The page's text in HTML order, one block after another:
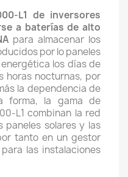
L1 de inversores
a baterías de alto
para almacenar los
por lo paneles
los días de
horas nocturnas, por
la dependencia de
forma, la gama de
L1 combinan la red
paneles solares y las
tanto en un gestor
las instalaciones